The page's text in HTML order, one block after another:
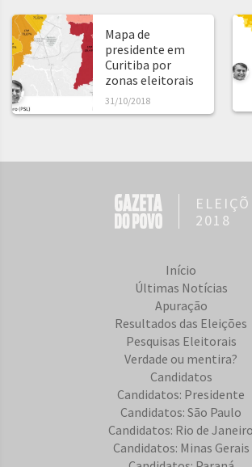
Mapa de
presidente em
Curitiba por
zonas eleitorais
31/10/2018
2018
Início
Últimas Notícias
Apuração
Resultados das Eleições
Pesquisas Eleitorais
Verdade ou mentira?
Candidatos
Candidatos: Presidente
Candidatos: São Paulo
Candidatos: Rio de Janeiro
Candidatos: Minas Gerais